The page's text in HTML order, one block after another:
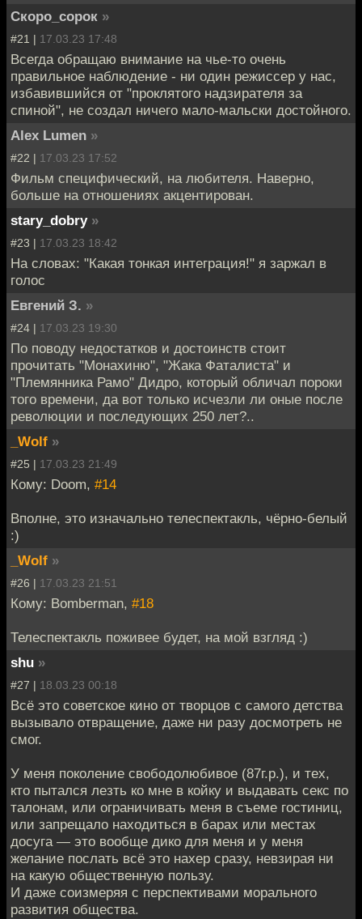
Скоро_сорок »
#21 | 17.03.23 17:48
Всегда обращаю внимание на чье-то очень
правильное наблюдение - ни один режиссер у нас,
избавившийся от "проклятого надзирателя за
спиной", не создал ничего мало-мальски достойного.
Alex Lumen »
#22 | 17.03.23 17:52
Фильм специфический, на любителя. Наверно,
больше на отношениях акцентирован.
stary_dobry »
#23 | 17.03.23 18:42
На словах: "Какая тонкая интеграция!" я заржал в
голос
Евгений З. »
#24 | 17.03.23 19:30
По поводу недостатков и достоинств стоит
прочитать "Монахиню", "Жака Фаталиста" и
"Племянника Рамо" Дидро, который обличал пороки
того времени, да вот только исчезли ли оные после
революции и последующих 250 лет?..
_Wolf »
#25 | 17.03.23 21:49
Кому: Doom, #14
Вполне, это изначально телеспектакль, чёрно-белый
:)
_Wolf »
#26 | 17.03.23 21:51
Кому: Bomberman, #18
Телеспектакль поживее будет, на мой взгляд :)
shu »
#27 | 18.03.23 00:18
Всё это советское кино от творцов с самого детства
вызывало отвращение, даже ни разу досмотреть не
смог.
У меня поколение свободолюбивое (87г.р.), и тех,
кто пытался лезть ко мне в койку и выдавать секс по
талонам, или ограничивать меня в съеме гостиниц,
или запрещало находиться в барах или местах
досуга — это вообще дико для меня и у меня
желание послать всё это нахер сразу, невзирая ни
на какую общественную пользу.
И даже соизмеряя с перспективами морального
развития общества.